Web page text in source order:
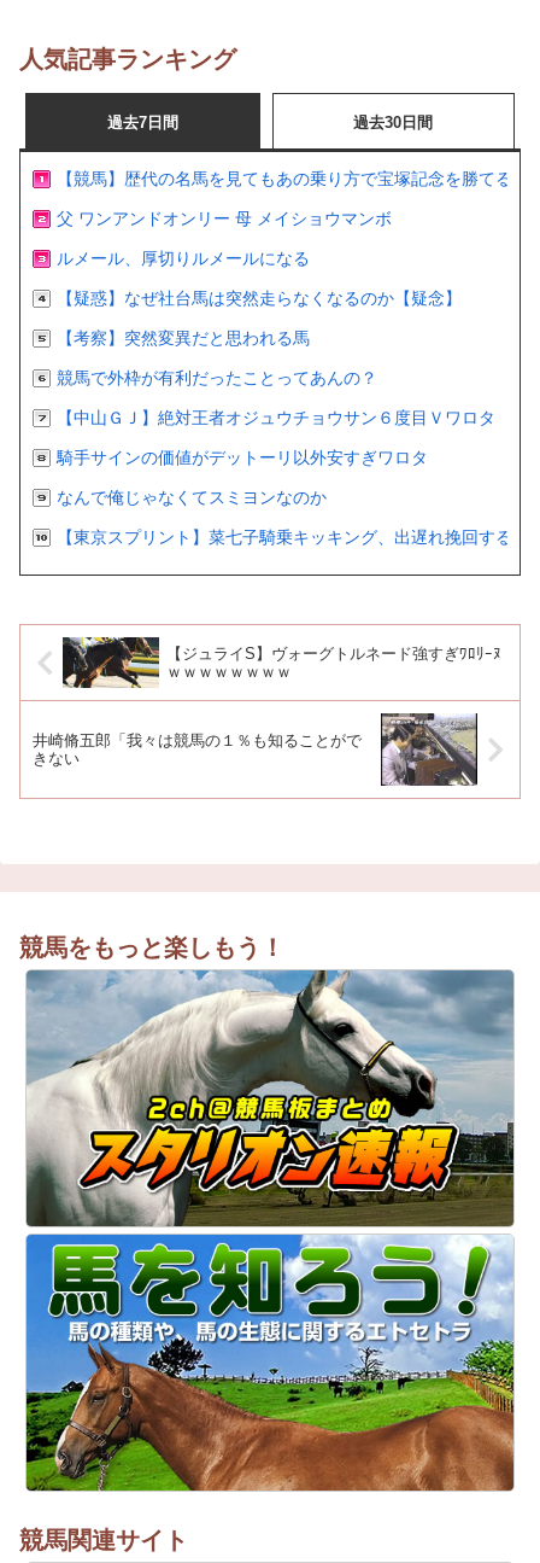
人気記事ランキング
過去7日間 過去30日間
【競馬】歴代の名馬を見てもあの乗り方で宝塚記念を勝てる
父 ワンアンドオンリー 母 メイショウマンボ
ルメール、厚切りルメールになる
【疑惑】なぜ社台馬は突然走らなくなるのか【疑念】
【考察】突然変異だと思われる馬
競馬で外枠が有利だったことってあんの？
【中山ＧＪ】絶対王者オジュウチョウサン６度目Ｖワロタ
騎手サインの価値がデットーリ以外安すぎワロタ
なんで俺じゃなくてスミヨンなのか
【東京スプリント】菜七子騎乗キッキング、出遅れ挽回するも
【ジュライS】ヴォーグトルネード強すぎﾜﾛﾘｰﾇ
ｗｗｗｗｗｗｗｗ
井崎脩五郎「我々は競馬の１％も知ることがで
きない
競馬をもっと楽しもう！
競馬関連サイト